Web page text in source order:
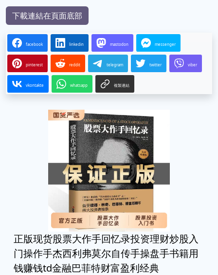
下載連結在頁面底部
facebook linkedin mastodon messenger
pinterest reddit telegram twitter viber
vkontakte whatsapp 複製連結
正版现货股票大作手回忆录投资理财炒股入
门操作手杰西利弗莫尔自传手操盘手书籍用
钱赚钱td金融巴菲特财富盈利经典